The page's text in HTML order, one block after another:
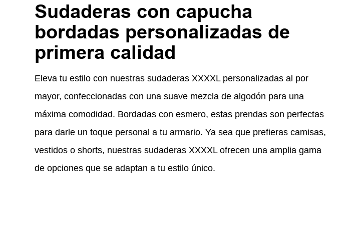
Sudaderas con capucha
bordadas personalizadas de
primera calidad
Eleva tu estilo con nuestras sudaderas XXXXL personalizadas al por
mayor, confeccionadas con una suave mezcla de algodón para una
máxima comodidad. Bordadas con esmero, estas prendas son perfectas
para darle un toque personal a tu armario. Ya sea que prefieras camisas,
vestidos o shorts, nuestras sudaderas XXXXL ofrecen una amplia gama
de opciones que se adaptan a tu estilo único.